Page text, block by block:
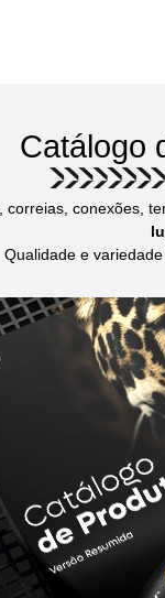
Catálogo
correias, conexões,
Qualidade e